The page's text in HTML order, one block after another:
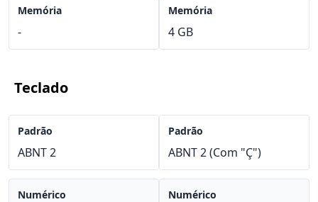
Memória
-
Memória
4 GB
Teclado
Padrão
ABNT 2
Numérico
Padrão
ABNT 2 (Com "Ç")
Numérico